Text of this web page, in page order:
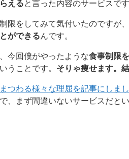
えると言った内容のサービスです
限をしてみて気付いたのですが
ができるんです。
今回僕がやったような食事制限
うことです。 そりゃ痩せます。
つわる様々な理屈を記事にしま
、まず間違いないサービスだと